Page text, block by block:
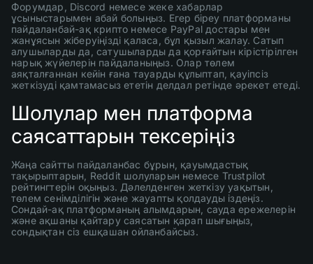
Форумдар, Discord немесе жеке хабарлар
ұсыныстарымен абай болыңыз. Егер біреу платформаны
пайдаланбай-ақ крипто немесе PayPal достары мен
жанұясын жіберуіңізді қаласа, бұл қызыл жалау. Сатып
алушыларды да, сатушыларды да қорғайтын кірістірілген
нарық жүйелерін пайдаланыңыз. Олар төлем
аяқталғаннан кейін ғана тауарды құлыптап, қауіпсіз
жеткізуді қамтамасыз ететін делдал ретінде әрекет етеді.
Шолулар мен платформа
саясаттарын тексеріңіз
Жаңа сайтты пайдаланбас бұрын, қауымдастық
тақырыптарын, Reddit шолуларын немесе Trustpilot
рейтингтерін оқыңыз. Дәлелденген жеткізу уақытын,
төлем сенімділігін және жауапты қолдауды іздеңіз.
Сондай-ақ платформаның алымдарын, сауда ережелерін
және ақшаны қайтару саясатын қарап шығыңыз,
сондықтан сіз ешқашан ойланбайсыз.